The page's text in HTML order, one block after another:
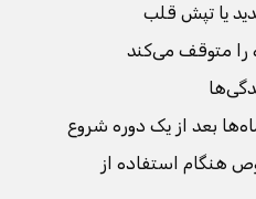
یا تپش قلب
را متوقف می‌کند
بعد از یک دوره شروع
هنگام استفاده از